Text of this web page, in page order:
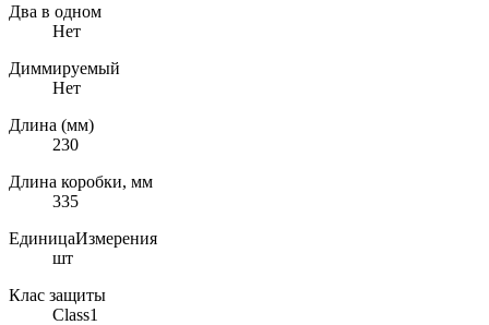
Два в одном
Нет
Диммируемый
Нет
Длина (мм)
230
Длина коробки, мм
335
ЕдиницаИзмерения
шт
Клас защиты
Class1